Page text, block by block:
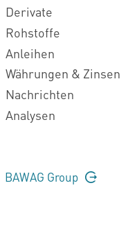
Derivate
Rohstoffe
Anleihen
Währungen & Zinsen
Nachrichten
Analysen
BAWAG Group